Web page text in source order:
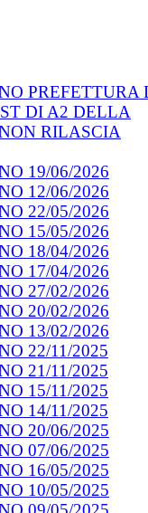
PREFETTURA
DI A2 DELLA
RILASCIA
19/06/2026
12/06/2026
22/05/2026
15/05/2026
18/04/2026
17/04/2026
27/02/2026
20/02/2026
13/02/2026
22/11/2025
21/11/2025
15/11/2025
14/11/2025
20/06/2025
07/06/2025
16/05/2025
10/05/2025